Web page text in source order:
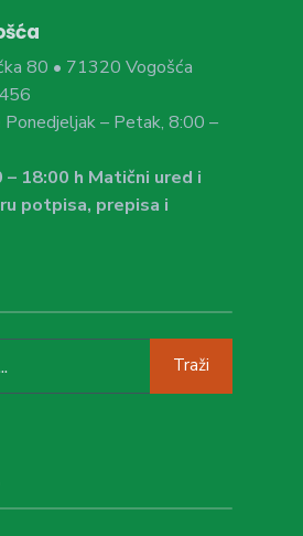
80 • 71320 Vogošća
Ponedjeljak – Petak, 8:00 –
18:00 h Matični ured i
potpisa, prepisa i
Traži